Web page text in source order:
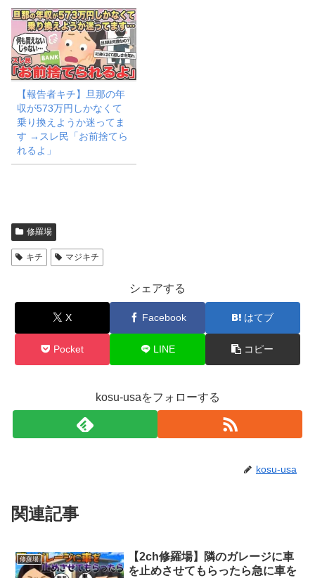
【報告者キチ】旦那の年
収が573万円しかなくて
乗り換えようか迷ってま
す →スレ民「お前捨てら
れるよ」
修羅場
キチ マジキチ
シェアする
X Facebook はてブ
Pocket LINE コピー
kosu-usaをフォローする
kosu-usa
関連記事
修羅場
【2ch修羅場】隣のガレージに車
を止めさせてもらったら急に車を